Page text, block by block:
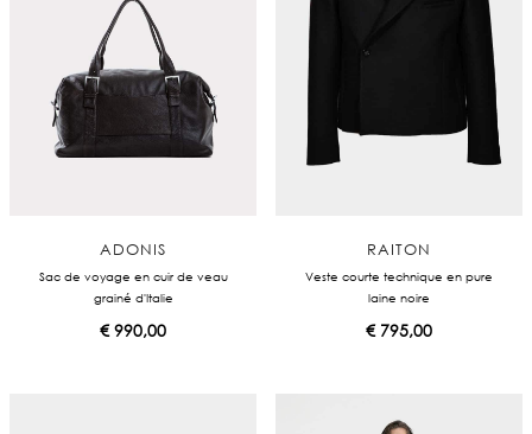
ADONIS
Sac de voyage en cuir de veau
grainé d'Italie
€990,00
RAITON
Veste courte technique en pure
laine noire
€795,00